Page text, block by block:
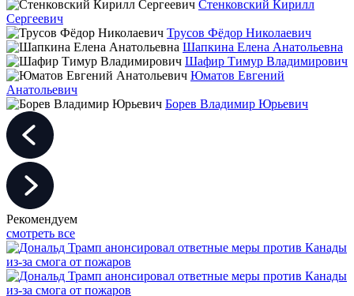
Стенковский Кирилл
Сергеевич
Трусов Фёдор Николаевич
Шапкина Елена Анатольевна
Шафир Тимур Владимирович
Юматов Евгений
Анатольевич
Борев Владимир Юрьевич
Рекомендуем
смотреть все